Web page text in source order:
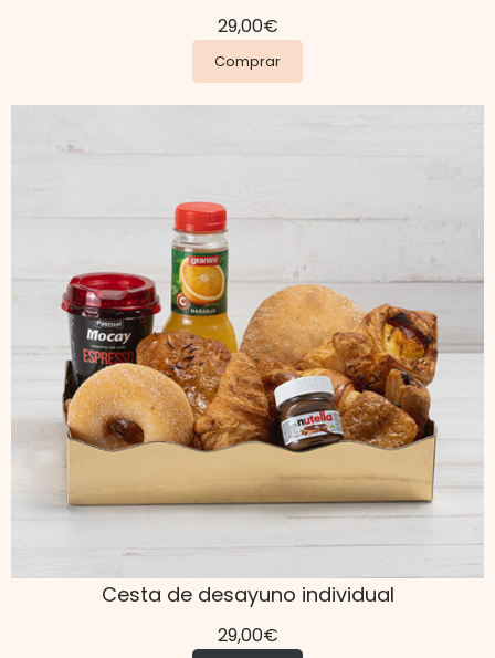
29,00€
Comprar
Cesta de desayuno individual
29,00€